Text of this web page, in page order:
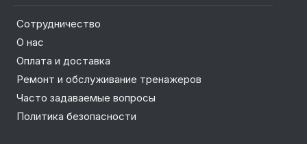
Сотрудничество
О нас
Оплата и доставка
Ремонт и обслуживание тренажеров
Часто задаваемые вопросы
Политика безопасности